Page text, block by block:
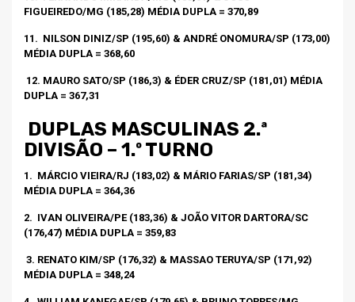
FIGUEIREDO/MG (185,28) MÉDIA DUPLA = 370,89
11. NILSON DINIZ/SP (195,60) & ANDRÉ ONOMURA/SP (173,00)
MÉDIA DUPLA = 368,60
12. MAURO SATO/SP (186,3) & ÉDER CRUZ/SP (181,01) MÉDIA
DUPLA = 367,31
DUPLAS MASCULINAS 2.ª
DIVISÃO – 1.º TURNO
1. MÁRCIO VIEIRA/RJ (183,02) & MÁRIO FARIAS/SP (181,34)
MÉDIA DUPLA = 364,36
2. IVAN OLIVEIRA/PE (183,36) & JOÃO VITOR DARTORA/SC
(176,47) MÉDIA DUPLA = 359,83
3. RENATO KIM/SP (176,32) & MASSAO TERUYA/SP (171,92)
MÉDIA DUPLA = 348,24